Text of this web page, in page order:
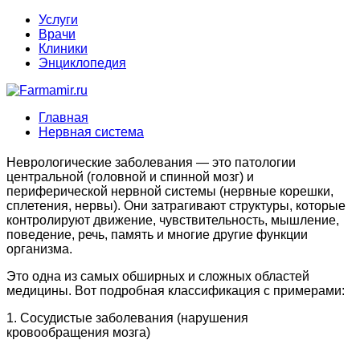
Услуги
Врачи
Клиники
Энциклопедия
Главная
Нервная система
Неврологические заболевания — это патологии
центральной (головной и спинной мозг) и
периферической нервной системы (нервные корешки,
сплетения, нервы). Они затрагивают структуры, которые
контролируют движение, чувствительность, мышление,
поведение, речь, память и многие другие функции
организма.
Это одна из самых обширных и сложных областей
медицины. Вот подробная классификация с примерами:
1. Сосудистые заболевания (нарушения
кровообращения мозга)